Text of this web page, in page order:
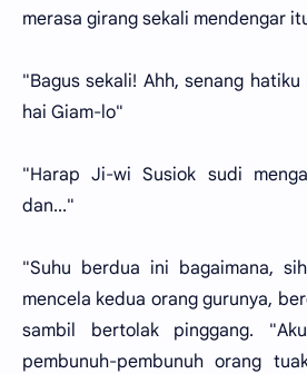
merasa girang sekali mendengar
"Bagus sekali! Ahh, senang
hai Giam-lo"
"Harap Ji-wi Susiok sudi
dan..."
"Suhu berdua ini bagaimana,
mencela kedua orang gurunya,
sambil bertolak pinggang.
pembunuh-pembunuh orang